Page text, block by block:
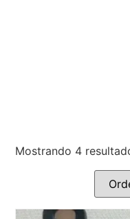
Mostrando 4